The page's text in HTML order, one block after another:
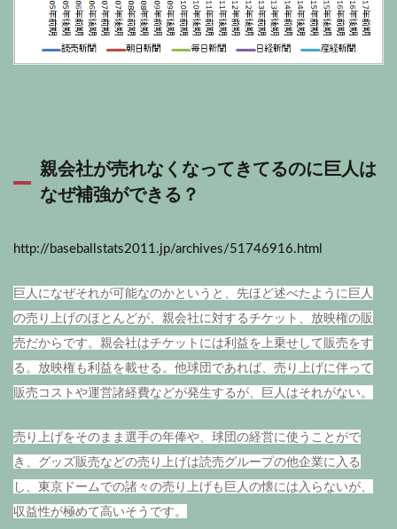
親会社が売れなくなってきてるのに巨人は
なぜ補強ができる？
http://baseballstats2011.jp/archives/51746916.html
巨人になぜそれが可能なのかというと、先ほど述べたように巨人
の売り上げのほとんどが、親会社に対するチケット、放映権の販
売だからです。 親会社はチケットには利益を上乗せして販売をす
る。放映権も利益を載せる。 他球団であれば、売り上げに伴って
販売コストや運営諸経費などが発生するが、巨人はそれがない。
売り上げをそのまま選手の年俸や、球団の経営に使うことがで
き、 グッズ販売などの売り上げは読売グループの他企業に入る
し、東京ドームでの諸々の売り上げも巨人の懐には入らないが、
収益性が極めて高いそうです。